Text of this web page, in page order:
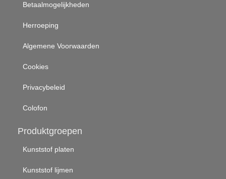
Betaalmogelijkheden
Herroeping
Algemene Voorwaarden
Cookies
Privacybeleid
Colofon
Produktgroepen
Kunststof platen
Kunststof lijmen